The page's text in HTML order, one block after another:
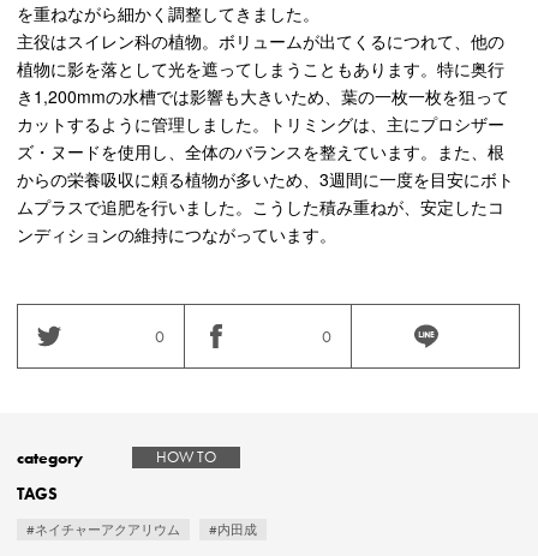
を重ねながら細かく調整してきました。
主役はスイレン科の植物。ボリュームが出てくるにつれて、他の
植物に影を落として光を遮ってしまうこともあります。特に奥行
き1,200mmの水槽では影響も大きいため、葉の一枚一枚を狙って
カットするように管理しました。トリミングは、主にプロシザー
ズ・ヌードを使用し、全体のバランスを整えています。また、根
からの栄養吸収に頼る植物が多いため、3週間に一度を目安にボト
ムプラスで追肥を行いました。こうした積み重ねが、安定したコ
ンディションの維持につながっています。
0 0
category HOW TO
TAGS
#ネイチャーアクアリウム #内田成